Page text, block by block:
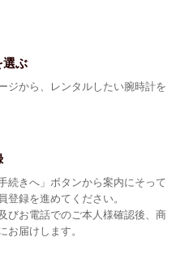
選ぶ
ジから、レンタルしたい腕時計を
続きへ」ボタンから案内にそって
登録を進めてください。
びお電話でのご本人様確認後、商
お届けします。